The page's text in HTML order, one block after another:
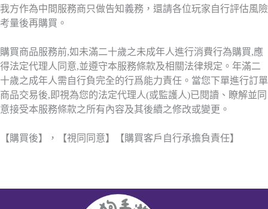
我方作為中間服務商只做告知義務，還請各位玩家自行評估風險
考量後再購買。
購買商品服務前,如未滿二十歲之未成年人進行消費行為購買,應
得法定代理人同意,並遵守本服務條款及相關法律規定。年滿二
十歲之成年人需自行負完全的行爲能力責任。當您下單進行訂單
商品交易後,即視為您的法定代理人(或監護人)已閱讀、瞭解並同
意接受本服務條款之所有內容及其後續之修改或變更。
【購買後】，【視同同意】【購買客戶自行承擔負責任】